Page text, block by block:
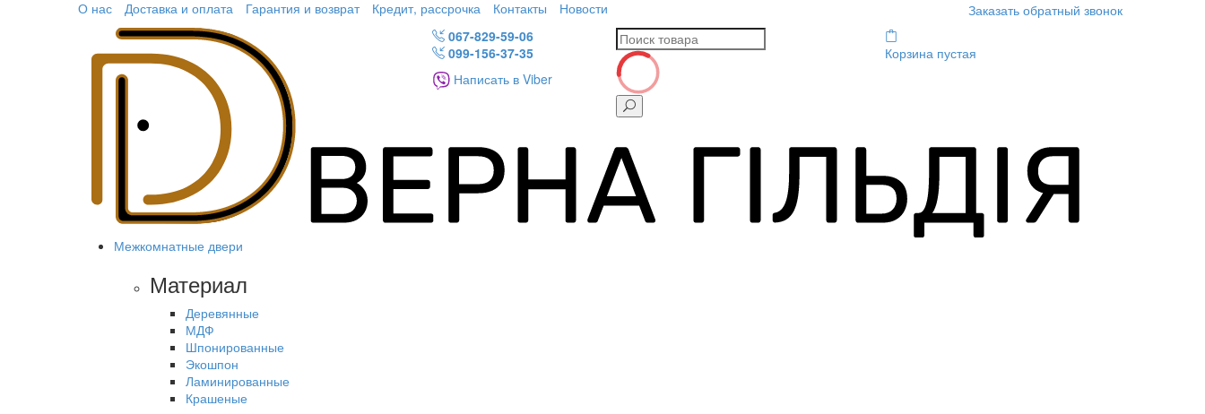
О нас Доставка и оплата Гарантия и возврат Кредит, рассрочка Контакты Новости
Заказать обратный звонок
067-829-59-06
099-156-37-35
Написать в Viber
Корзина пустая
Межкомнатные двери
Материал
Деревянные
МДФ
Шпонированные
Экошпон
Ламинированные
Крашеные